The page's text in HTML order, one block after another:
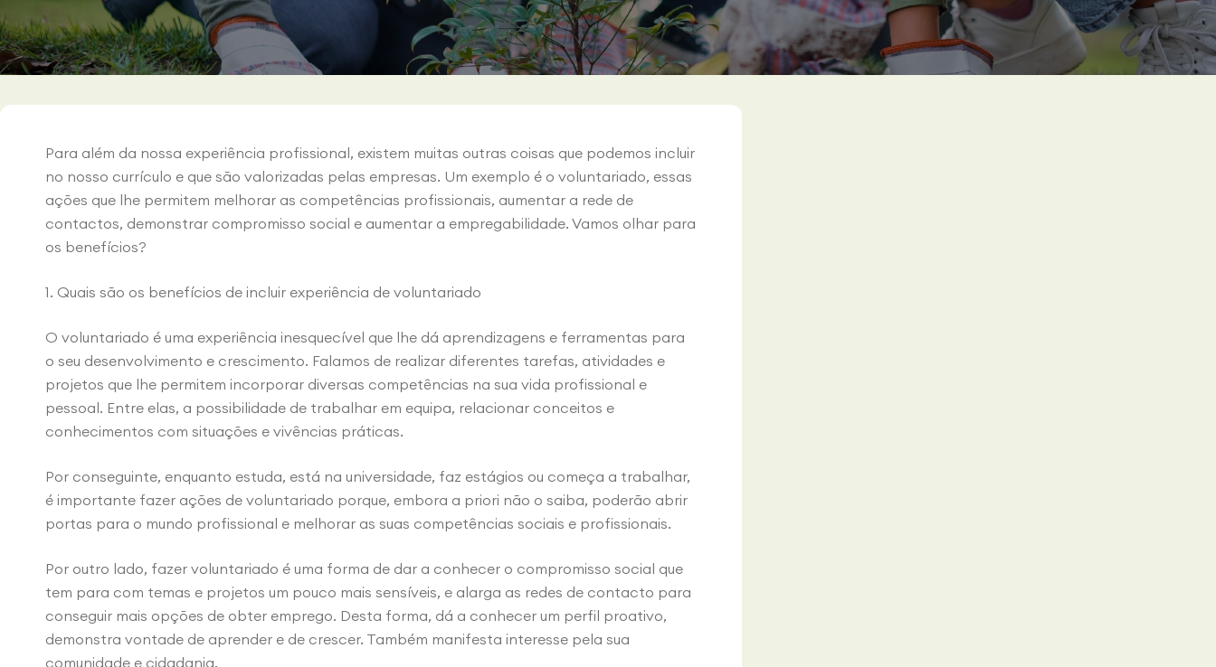
Para além da nossa experiência profissional, existem muitas outras coisas que podemos incluir
no nosso currículo e que são valorizadas pelas empresas. Um exemplo é o voluntariado, essas
ações que lhe permitem melhorar as competências profissionais, aumentar a rede de
contactos, demonstrar compromisso social e aumentar a empregabilidade. Vamos olhar para
os benefícios?
1. Quais são os benefícios de incluir experiência de voluntariado
O voluntariado é uma experiência inesquecível que lhe dá aprendizagens e ferramentas para
o seu desenvolvimento e crescimento. Falamos de realizar diferentes tarefas, atividades e
projetos que lhe permitem incorporar diversas competências na sua vida profissional e
pessoal. Entre elas, a possibilidade de trabalhar em equipa, relacionar conceitos e
conhecimentos com situações e vivências práticas.
Por conseguinte, enquanto estuda, está na universidade, faz estágios ou começa a trabalhar,
é importante fazer ações de voluntariado porque, embora a priori não o saiba, poderão abrir
portas para o mundo profissional e melhorar as suas competências sociais e profissionais.
Por outro lado, fazer voluntariado é uma forma de dar a conhecer o compromisso social que
tem para com temas e projetos um pouco mais sensíveis, e alarga as redes de contacto para
conseguir mais opções de obter emprego. Desta forma, dá a conhecer um perfil proativo,
demonstra vontade de aprender e de crescer. Também manifesta interesse pela sua
comunidade e cidadania.